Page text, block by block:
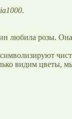
.
любила розы.
видим цветы,